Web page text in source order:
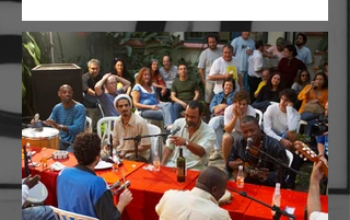
em 2026 confirma uma tendência
irreversível: o espectador busca
narrativas ágeis, dramáticas e
estritamente verticais.